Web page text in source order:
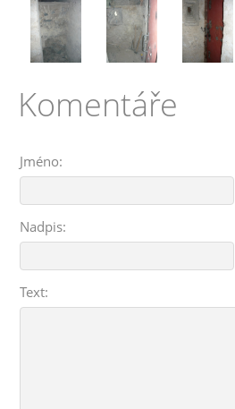
Komentáře
Jméno:
Nadpis:
Text: